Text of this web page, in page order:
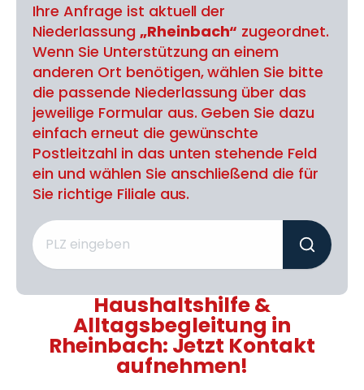
Ihre Anfrage ist aktuell der
Niederlassung „Rheinbach“ zugeordnet.
Wenn Sie Unterstützung an einem
anderen Ort benötigen, wählen Sie bitte
die passende Niederlassung über das
jeweilige Formular aus. Geben Sie dazu
einfach erneut die gewünschte
Postleitzahl in das unten stehende Feld
ein und wählen Sie anschließend die für
Sie richtige Filiale aus.
Haushaltshilfe &
Alltagsbegleitung in
Rheinbach: Jetzt Kontakt
aufnehmen!